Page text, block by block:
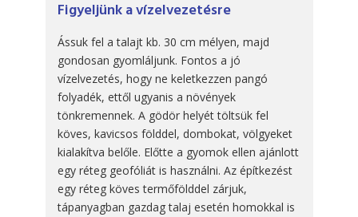
Figyeljünk a vízelvezetésre
Ássuk fel a talajt kb. 30 cm mélyen, majd
gondosan gyomláljunk. Fontos a jó
vízelvezetés, hogy ne keletkezzen pangó
folyadék, ettől ugyanis a növények
tönkremennek. A gödör helyét töltsük fel
köves, kavicsos földdel, dombokat, völgyeket
kialakítva belőle. Előtte a gyomok ellen ajánlott
egy réteg geofóliát is használni. Az építkezést
egy réteg köves termőfölddel zárjuk,
tápanyagban gazdag talaj esetén homokkal is